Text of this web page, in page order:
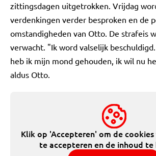
zittingsdagen uitgetrokken. Vrijdag
verdenkingen verder besproken en de
omstandigheden van Otto. De strafeis
verwacht. "Ik word valselijk
heb ik mijn mond gehouden, ik wil nu
aldus Otto.
Klik op 'Accepteren' om de cookies
te accepteren en de inhoud te